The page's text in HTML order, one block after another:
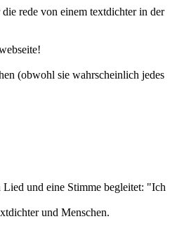
rede von einem textdichter in der
(obwohl sie wahrscheinlich jedes
und eine Stimme begleitet: "Ich
und Menschen.